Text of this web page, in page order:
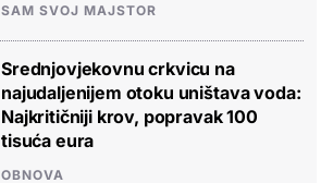
SAM SVOJ MAJSTOR
Srednjovjekovnu crkvicu na
najudaljenijem otoku uništava voda:
Najkritičniji krov, popravak 100
tisuća eura
OBNOVA